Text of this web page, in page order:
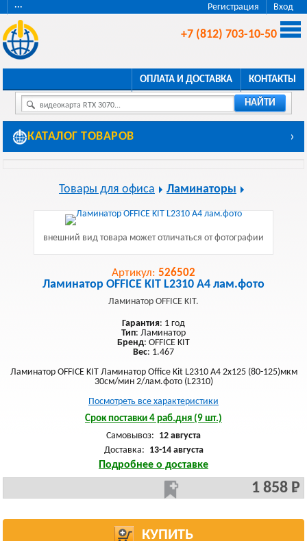
Регистрация Вход
···
+7 (812) 703-10-50
ОПЛАТА И ДОСТАВКА КОНТАКТЫ
видеокарта RTX 3070... НАЙТИ
КАТАЛОГ ТОВАРОВ ›
Товары для офиса Ламинаторы
внешний вид товара может отличаться от фотографии
Артикул: 526502
Ламинатор OFFICE KIT L2310 A4 лам.фото
Ламинатор OFFICE KIT.
Гарантия: 1 год
Тип: Ламинатор
Бренд: OFFICE KIT
Вес: 1.467
Ламинатор OFFICE KIT Ламинатор Office Kit L2310 A4 2x125 (80-125)мкм
30см/мин 2/лам.фото (L2310)
Посмотреть все характеристики
Срок поставки 4 раб.дня (9 шт.)
Самовывоз: 12 августа
Доставка: 13-14 августа
Подробнее о доставке
1 858 Р
КУПИТЬ